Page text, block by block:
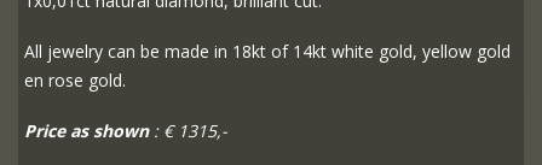
All jewelry can be made in 18kt of 14kt white gold, yellow gold
en rose gold.
Price as shown: € 1315,-